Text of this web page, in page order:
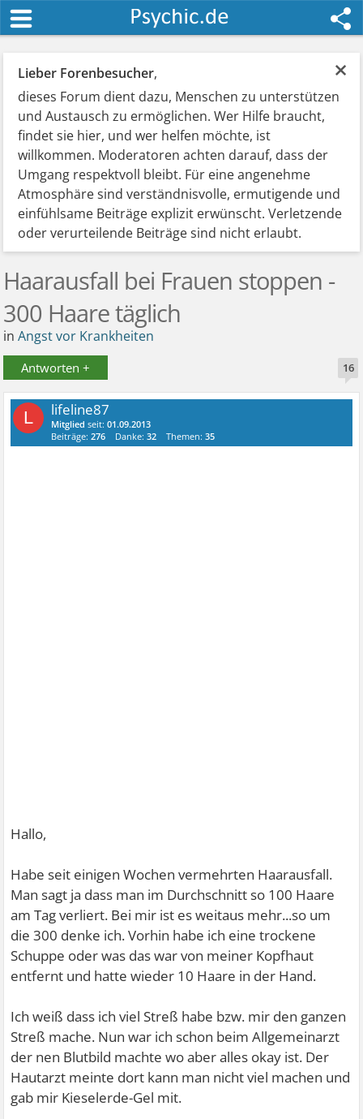
×
Lieber Forenbesucher,
dieses Forum dient dazu, Menschen zu unterstützen
und Austausch zu ermöglichen. Wer Hilfe braucht,
findet sie hier, und wer helfen möchte, ist
willkommen. Moderatoren achten darauf, dass der
Umgang respektvoll bleibt. Für eine angenehme
Atmosphäre sind verständnisvolle, ermutigende und
einfühlsame Beiträge explizit erwünscht. Verletzende
oder verurteilende Beiträge sind nicht erlaubt.
Haarausfall bei Frauen stoppen -
300 Haare täglich
inAngst vor Krankheiten
Antworten + 16
L lifeline87
Mitglied seit:01.09.2013
Beiträge:276 Danke:32 Themen:35
Hallo,
Habe seit einigen Wochen vermehrten Haarausfall.
Man sagt ja dass man im Durchschnitt so 100 Haare
am Tag verliert. Bei mir ist es weitaus mehr...so um
die 300 denke ich. Vorhin habe ich eine trockene
Schuppe oder was das war von meiner Kopfhaut
entfernt und hatte wieder 10 Haare in der Hand.
Ich weiß dass ich viel Streß habe bzw. mir den ganzen
Streß mache. Nun war ich schon beim Allgemeinarzt
der nen Blutbild machte wo aber alles okay ist. Der
Hautarzt meinte dort kann man nicht viel machen und
gab mir Kieselerde-Gel mit.